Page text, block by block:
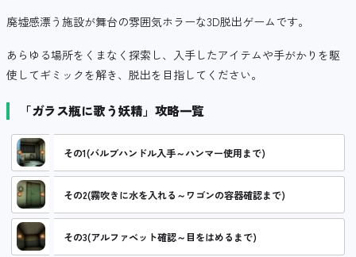
廃墟感漂う施設が舞台の雰囲気ホラーな3D脱出ゲームです。
あらゆる場所をくまなく探索し、入手したアイテムや手がかりを駆
使してギミックを解き、脱出を目指してください。
「ガラス瓶に歌う妖精」攻略一覧
その1(バルブハンドル入手～ハンマー使用まで)
その2(霧吹きに水を入れる～ワゴンの容器確認まで)
その3(アルファベット確認～目をはめるまで)